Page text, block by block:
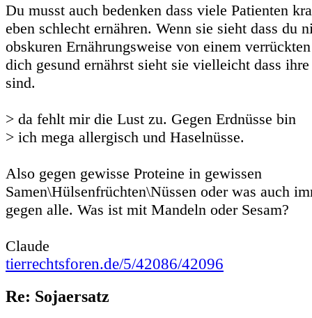
Du musst auch bedenken dass viele Patienten
eben schlecht ernähren. Wenn sie sieht dass du
obskuren Ernährungsweise von einem
dich gesund ernährst sieht sie vielleicht dass
sind.
> da fehlt mir die Lust zu. Gegen Erdnüsse bin
> ich mega allergisch und Haselnüsse.
Also gegen gewisse Proteine in gewissen
Samen\Hülsenfrüchten\Nüssen oder was auch
gegen alle. Was ist mit Mandeln oder Sesam?
Claude
tierrechtsforen.de/5/42086/42096
Re: Sojaersatz